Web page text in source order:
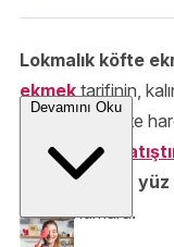
Lokmalık köfte
ekmek tarifinin,
kısımlarına köfte
hazırlanan bir
bayatlamaya
için bir numara.
Devamını Oku